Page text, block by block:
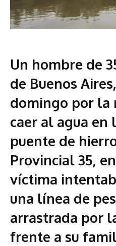
Un hombre de
de Buenos
domingo por la
caer al agua en
puente de
Provincial 35,
víctima
una línea de
arrastrada por
frente a su